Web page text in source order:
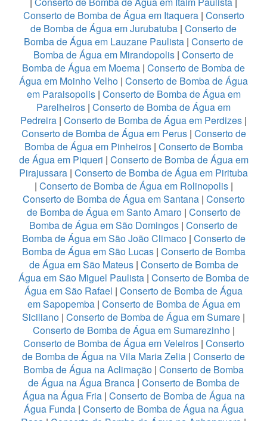
Conserto de Bomba de Água em Itaquera| Conserto
de Bomba de Água em Jurubatuba | Conserto de
Bomba de Água em Lauzane Paulista | Conserto de
Bomba de Água em Mirandopolis | Conserto de
Bomba de Água em Moema | Conserto de Bomba de
Água em Moinho Velho | Conserto de Bomba de Água
em Paraisopolis| Conserto de Bomba de Água em
Parelheiros | Conserto de Bomba de Água em
Pedreira | Conserto de Bomba de Água em Perdizes |
Conserto de Bomba de Água em Perus| Conserto de
Bomba de Água em Pinheiros| Conserto de Bomba
de Água em Piqueri | Conserto de Bomba de Água em
Pirajussara | Conserto de Bomba de Água em Pirituba
| Conserto de Bomba de Água em Rolinopolis|
Conserto de Bomba de Água em Santana| Conserto
de Bomba de Água em Santo Amaro| Conserto de
Bomba de Água em São Domingos | Conserto de
Bomba de Água em São João Climaco| Conserto de
Bomba de Água em São Lucas| Conserto de Bomba
de Água em São Mateus | Conserto de Bomba de
Água em São Miguel Paulista| Conserto de Bomba de
Água em São Rafael | Conserto de Bomba de Água
em Sapopemba | Conserto de Bomba de Água em
Siciliano | Conserto de Bomba de Água em Sumare |
Conserto de Bomba de Água em Sumarezinho|
Conserto de Bomba de Água em Veleiros| Conserto
de Bomba de Água na Vila Maria Zelia | Conserto de
Bomba de Água na Aclimação | Conserto de Bomba
de Água na Água Branca| Conserto de Bomba de
Água na Água Fria| Conserto de Bomba de Água na
Água Funda| Conserto de Bomba de Água na Água